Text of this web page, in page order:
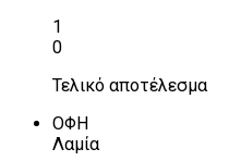
1
0
Τελικό αποτέλεσμα
ΟΦΗ
Λαμία